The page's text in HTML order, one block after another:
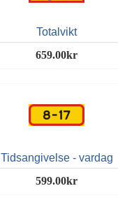
Totalvikt
659.00kr
Tidsangivelse - vardag
599.00kr